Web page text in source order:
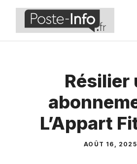
Aller
contenu
Résilier
L’Appart
AOÛT 16, 2025